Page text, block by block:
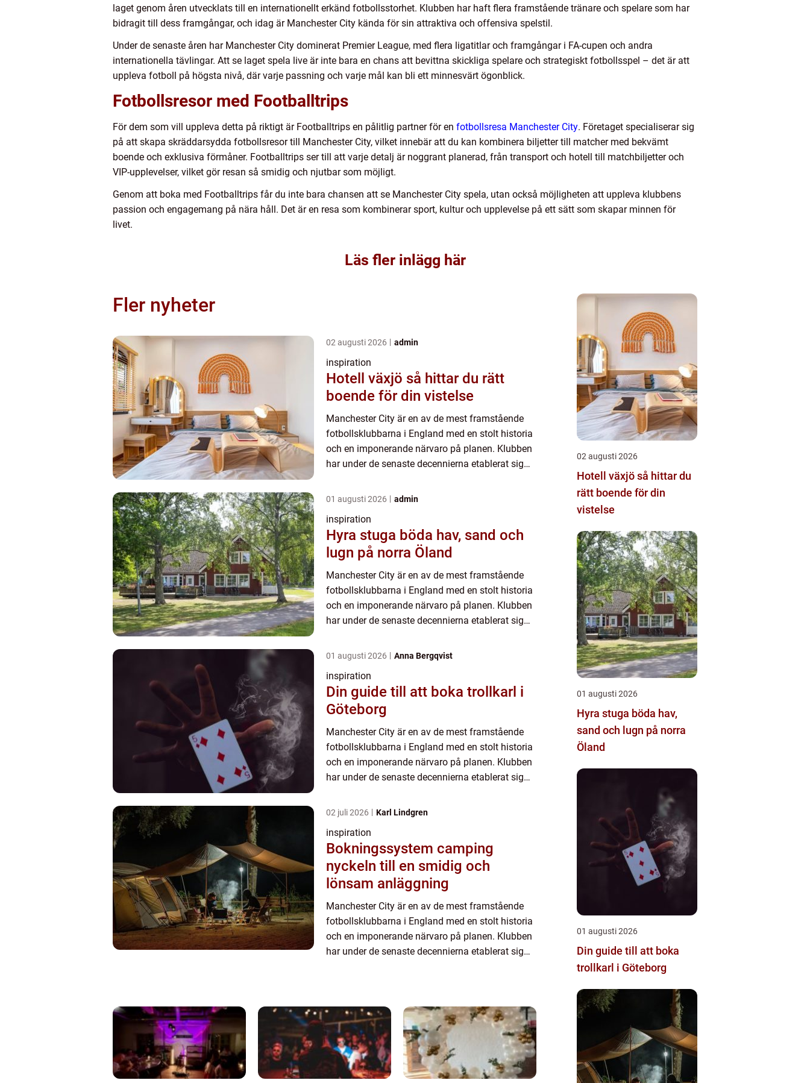
laget genom åren utvecklats till en internationellt erkänd fotbollsstorhet. Klubben har haft flera framstående tränare och spelare som har
bidragit till dess framgångar, och idag är Manchester City kända för sin attraktiva och offensiva spelstil.
Under de senaste åren har Manchester City dominerat Premier League, med flera ligatitlar och framgångar i FA-cupen och andra
internationella tävlingar. Att se laget spela live är inte bara en chans att bevittna skickliga spelare och strategiskt fotbollsspel – det är att
uppleva fotboll på högsta nivå, där varje passning och varje mål kan bli ett minnesvärt ögonblick.
Fotbollsresor med Footballtrips
För dem som vill uppleva detta på riktigt är Footballtrips en pålitlig partner för en fotbollsresa Manchester City. Företaget specialiserar sig
på att skapa skräddarsydda fotbollsresor till Manchester City, vilket innebär att du kan kombinera biljetter till matcher med bekvämt
boende och exklusiva förmåner. Footballtrips ser till att varje detalj är noggrant planerad, från transport och hotell till matchbiljetter och
VIP-upplevelser, vilket gör resan så smidig och njutbar som möjligt.
Genom att boka med Footballtrips får du inte bara chansen att se Manchester City spela, utan också möjligheten att uppleva klubbens
passion och engagemang på nära håll. Det är en resa som kombinerar sport, kultur och upplevelse på ett sätt som skapar minnen för
livet.
Läs fler inlägg här
Fler nyheter
02 augusti 2026 admin
inspiration
Hotell växjö så hittar du rätt
boende för din vistelse
Manchester City är en av de mest framstående
fotbollsklubbarna i England med en stolt historia
och en imponerande närvaro på planen. Klubben
har under de senaste decennierna etablerat sig
01 augusti 2026 admin
inspiration
Hyra stuga böda hav, sand och
lugn på norra Öland
Manchester City är en av de mest framstående
fotbollsklubbarna i England med en stolt historia
och en imponerande närvaro på planen. Klubben
har under de senaste decennierna etablerat sig
01 augusti 2026 Anna Bergqvist
inspiration
Din guide till att boka trollkarl i
Göteborg
Manchester City är en av de mest framstående
fotbollsklubbarna i England med en stolt historia
och en imponerande närvaro på planen. Klubben
har under de senaste decennierna etablerat sig
02 juli 2026 Karl Lindgren
inspiration
Bokningssystem camping
nyckeln till en smidig och
lönsam anläggning
Manchester City är en av de mest framstående
fotbollsklubbarna i England med en stolt historia
och en imponerande närvaro på planen. Klubben
har under de senaste decennierna etablerat sig
02 augusti 2026
Hotell växjö så hittar du
rätt boende för din
vistelse
01 augusti 2026
Hyra stuga böda hav,
sand och lugn på norra
Öland
01 augusti 2026
Din guide till att boka
trollkarl i Göteborg